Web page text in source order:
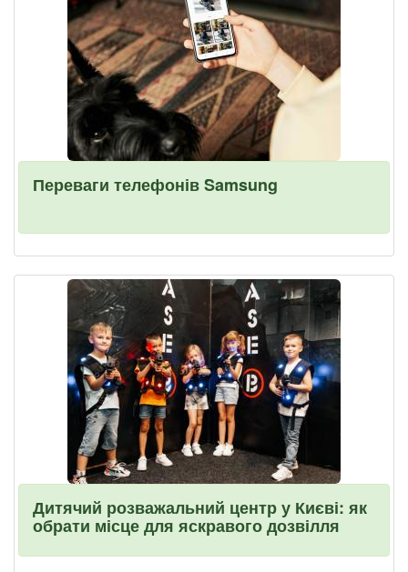
Переваги телефонів Samsung
Дитячий розважальний центр у Києві: як
обрати місце для яскравого дозвілля